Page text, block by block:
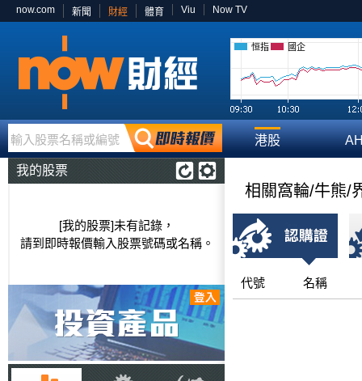
now.com 新聞 財經 體育 Viu Now TV
恒指 國企
輸入股票名稱或編號 港股
我的股票
[我的股票]未有記錄，
請到即時報價輸入股票號碼或名稱。
相關窩輪/牛熊/
代號 名稱